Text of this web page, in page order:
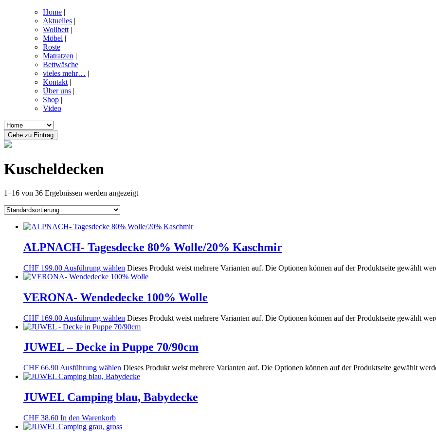
Home |
Aktuelles |
Wollbett |
Möbel |
Roste |
Matratzen |
Bettwäsche |
vieles mehr… |
Kontakt |
Über uns |
Shop |
Video |
Kuscheldecken
1–16 von 36 Ergebnissen werden angezeigt
ALPNACH- Tagesdecke 80% Wolle/20% Kaschmir
CHF 199.00 Ausführung wählen Dieses Produkt weist mehrere Varianten auf. Die Optionen können auf der Produktseite gewählt
VERONA- Wendedecke 100% Wolle
CHF 169.00 Ausführung wählen Dieses Produkt weist mehrere Varianten auf. Die Optionen können auf der Produktseite gewählt
JUWEL – Decke in Puppe 70/90cm
CHF 66.90 Ausführung wählen Dieses Produkt weist mehrere Varianten auf. Die Optionen können auf der Produktseite gewählt
JUWEL Camping blau, Babydecke
CHF 38.60 In den Warenkorb